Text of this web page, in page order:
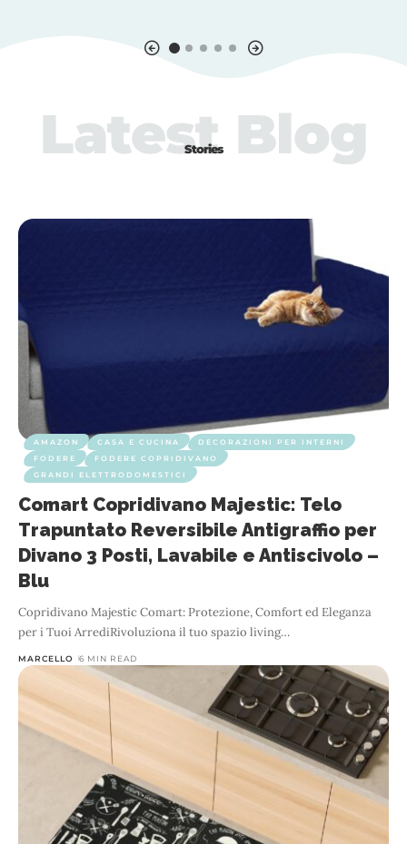
Stories
Latest Blog
AMAZON CASA E CUCINA
DECORAZIONI PER INTERNI
FODERE
FODERE COPRIDIVANO
GRANDI ELETTRODOMESTICI
Comart Copridivano Majestic: Telo
Trapuntato Reversibile Antigraffio per
Divano 3 Posti, Lavabile e Antiscivolo –
Blu
Copridivano Majestic Comart: Protezione, Comfort ed Eleganza
per i Tuoi ArrediRivoluziona il tuo spazio living…
MARCELLO 6 MIN READ